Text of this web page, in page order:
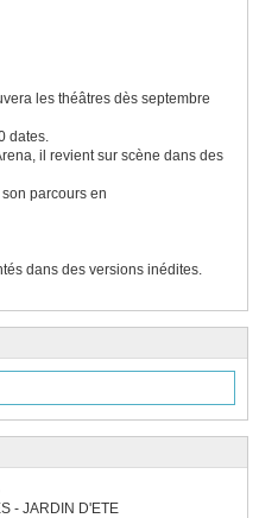
les théâtres dès septembre
dates.
il revient sur scène dans des
parcours en
dans des versions inédites.
- JARDIN D'ETE